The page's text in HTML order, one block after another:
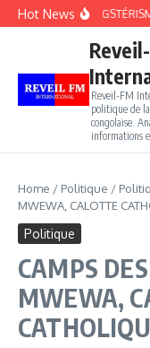
Aller au contenu
Hot News
DU
Reveil-FM
politique de
congolaise.
informations
Home / Politique /
MWEWA, CALOTTE
Politique
CAMPS
MWEWA,